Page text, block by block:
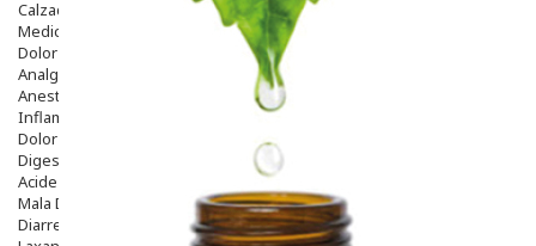
Calzado
Medicamentos
Dolor E Inflamación
Analgésicos
Anestésicos
Inflamación Articulaciones
Dolor Muscular / Articular
Digestivo
Acidez, Gases Y Ardores
Mala Digestion
Diarrea / Estreñimiento / Vómitos